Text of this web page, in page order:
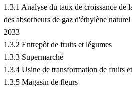
1.3.1 Analyse du taux de croissance de
des absorbeurs de gaz d'éthylène
2033
1.3.2 Entrepôt de fruits et légumes
1.3.3 Supermarché
1.3.4 Usine de transformation de fruits
1.3.5 Magasin de fleurs